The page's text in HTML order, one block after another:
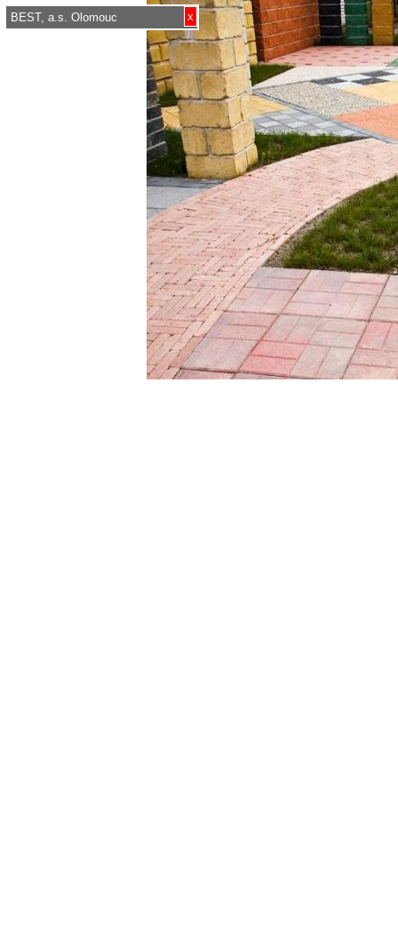
x
BEST, a.s. Olomouc